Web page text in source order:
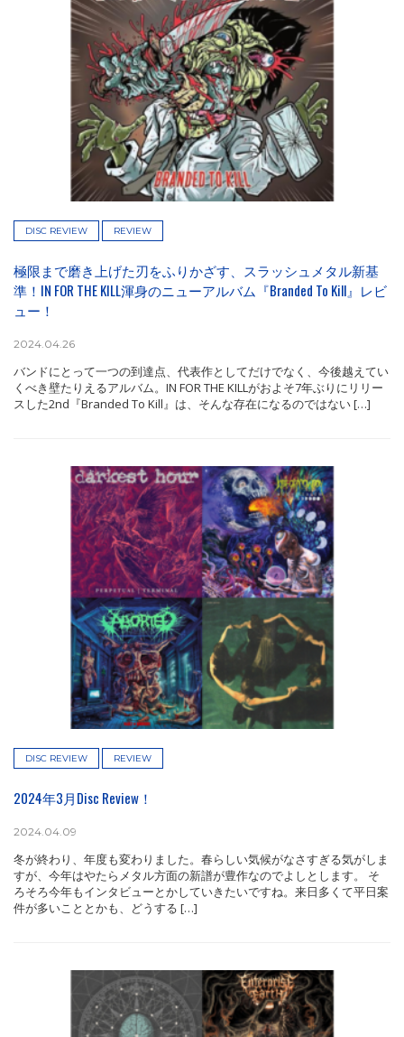
DISC REVIEW REVIEW
極限まで磨き上げた刃をふりかざす、スラッシュメタル新基
準！IN FOR THE KILL渾身のニューアルバム『Branded To Kill』レビ
ュー！
2024.04.26
バンドにとって一つの到達点、代表作としてだけでなく、今後越えてい
くべき壁たりえるアルバム。IN FOR THE KILLがおよそ7年ぶりにリリー
スした2nd『Branded To Kill』は、そんな存在になるのではない […]
DISC REVIEW REVIEW
2024年3月Disc Review！
2024.04.09
冬が終わり、年度も変わりました。春らしい気候がなさすぎる気がしま
すが、今年はやたらメタル方面の新譜が豊作なのでよしとします。 そ
ろそろ今年もインタビューとかしていきたいですね。来日多くて平日案
件が多いこととかも、どうする […]